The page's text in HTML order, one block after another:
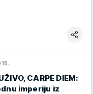
CARPE DIEM:
imperiju iz